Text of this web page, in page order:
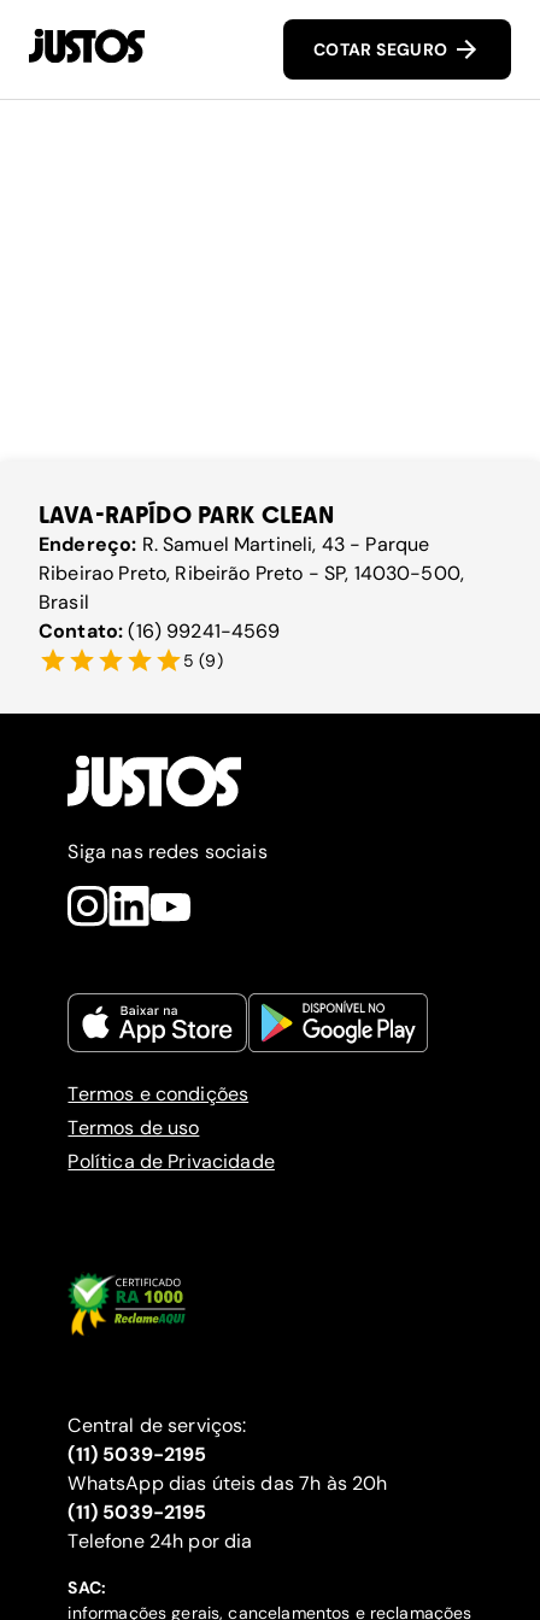
COTAR SEGURO
LAVA-RAPÍDO PARK CLEAN
Endereço: R. Samuel Martineli, 43 - Parque
Ribeirao Preto, Ribeirão Preto - SP, 14030-500,
Brasil
Contato:(16) 99241-4569
5 (9)
Siga nas redes sociais
Termos e condições
Termos de uso
Política de Privacidade
Central de serviços:
(11) 5039-2195
WhatsApp dias úteis das 7h às 20h
(11) 5039-2195
‍Telefone 24h por dia
SAC:
informações gerais, cancelamentos e reclamações